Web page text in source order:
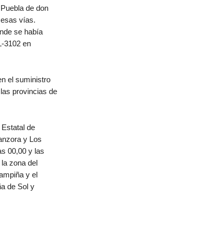
de don
vías.
se había
3102 en
el suministro
provincias de
de
y Los
00,00 y las
zona del
y el
de Sol y